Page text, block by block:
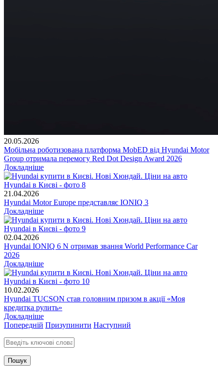
20.05.2026
Мобільна роботизована платформа MobED від Hyundai Motor
Group отримала перемогу Red Dot Design Award 2026
Докладніше
21.04.2026
Hyundai Motor Europe представляє IONIQ 3
Докладніше
02.04.2026
Hyundai IONIQ 6 N отримав звання World Performance Car
2026
Докладніше
10.02.2026
Hyundai TUCSON став головним призом в акції «Моя
кредитка рулить»
Докладніше
Попередній Призупинити Наступний
Введіть ключові слова для пошуку